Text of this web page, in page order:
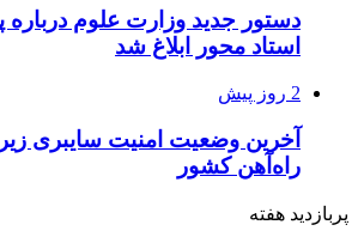
دستور جدید وزارت علوم
استاد محور ابلاغ شد
2 روز پیش
آخرین وضعیت امنیت سایبری
راه‌آهن کشور
پربازدید هفته